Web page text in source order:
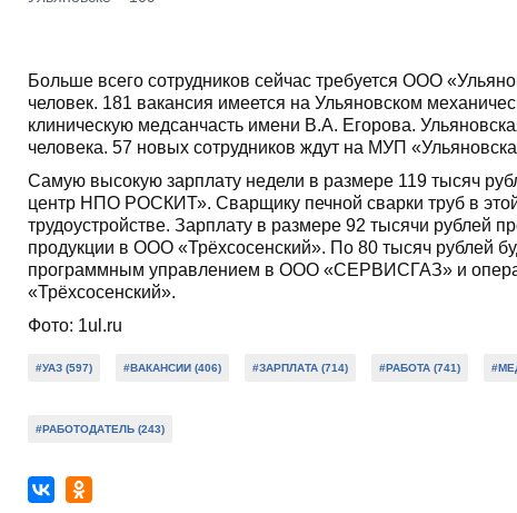
Больше всего сотрудников сейчас требуется ООО
человек. 181 вакансия имеется на Ульяновском
клиническую медсанчасть имени В.А. Егорова.
человека. 57 новых сотрудников ждут на МУП
Самую высокую зарплату недели в размере 119 тысяч
центр НПО РОСКИТ». Сварщику печной сварки труб в
трудоустройстве. Зарплату в размере 92 тысячи рублей
продукции в ООО «Трёхсосенский». По 80 тысяч рублей
программным управлением в ООО «СЕРВИСГАЗ» и
«Трёхсосенский».
Фото: 1ul.ru
#УАЗ (597) #ВАКАНСИИ (406) #ЗАРПЛАТА (714) #РАБОТА (741)
#РАБОТОДАТЕЛЬ (243)